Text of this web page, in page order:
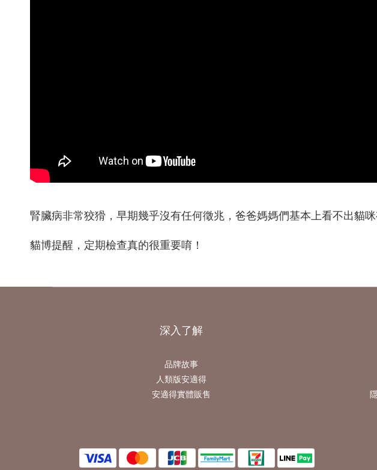
腎臟病非常狡猾，早期幾乎沒有任何徵兆，爸爸媽媽們基本上看不出貓
貓博提醒，定期檢查真的很重要唷 ！
深入了解
品牌故事
人類版安適得
安適得實體販售